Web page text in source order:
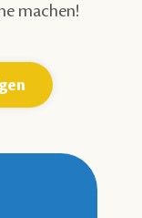
machen!